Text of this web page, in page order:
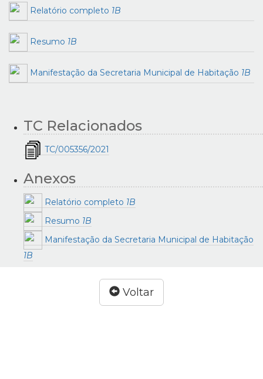
Relatório completo 1B
Resumo 1B
Manifestação da Secretaria Municipal de Habitação 1B
TC Relacionados
TC/005356/2021
Anexos
Relatório completo 1B
Resumo 1B
Manifestação da Secretaria Municipal de Habitação
1B
Voltar